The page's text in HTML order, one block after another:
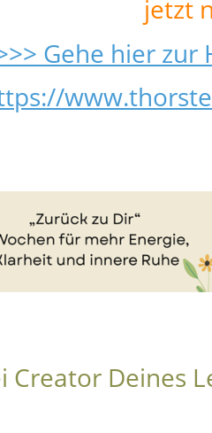
jetzt
Gehe hier zur
Creator Deines